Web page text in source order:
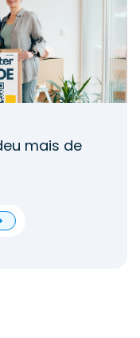
mais de